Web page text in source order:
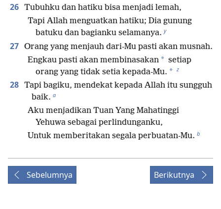
26 Tubuhku dan hatiku bisa menjadi lemah,
Tapi Allah menguatkan hatiku; Dia gunung
batuku dan bagianku selamanya. y
27 Orang yang menjauh dari-Mu pasti akan musnah.
Engkau pasti akan membinasakan * setiap
orang yang tidak setia kepada-Mu. * z
28 Tapi bagiku, mendekat kepada Allah itu sungguh
baik. a
Aku menjadikan Tuan Yang Mahatinggi
Yehuwa sebagai perlindunganku,
Untuk memberitakan segala perbuatan-Mu. b
Sebelumnya Berikutnya